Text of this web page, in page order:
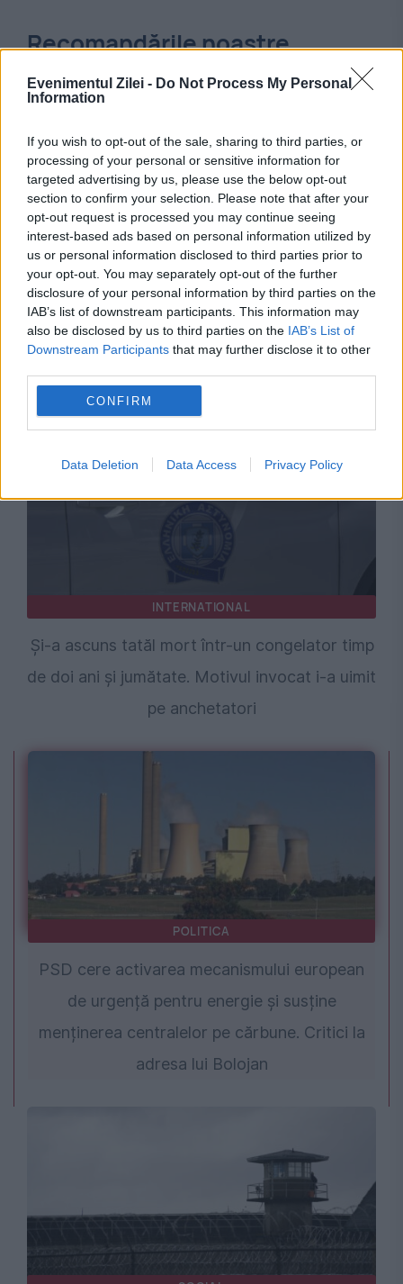
Evenimentul Zilei - Do Not Process My Personal
Information
If you wish to opt-out of the sale, sharing to third parties, or
processing of your personal or sensitive information for
targeted advertising by us, please use the below opt-out
section to confirm your selection. Please note that after your
opt-out request is processed you may continue seeing
interest-based ads based on personal information utilized by
us or personal information disclosed to third parties prior to
your opt-out. You may separately opt-out of the further
disclosure of your personal information by third parties on the
IAB’s list of downstream participants. This information may
also be disclosed by us to third parties on the IAB’s List of
Downstream Participants that may further disclose it to other
CONFIRM
Data Deletion Data Access Privacy Policy
Recomandările noastre
INTERNATIONAL
Google construiește un centru de date gigant
în India. Investiția se lovește de opoziția
organizațiilor de mediu
INTERNATIONAL
Și-a ascuns tatăl mort într-un congelator timp
de doi ani și jumătate. Motivul invocat i-a uimit
pe anchetatori
POLITICA
PSD cere activarea mecanismului european
de urgență pentru energie și susține
menținerea centralelor pe cărbune. Critici la
adresa lui Bolojan